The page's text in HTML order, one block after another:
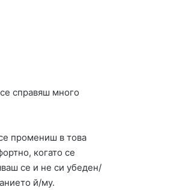
справяш много
промениш в това
когато се
се и не си убеден/
й/му.